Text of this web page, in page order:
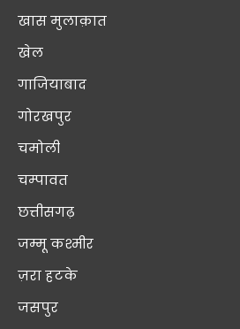
खास मुलाक़ात
खेल
गाजियाबाद
गोरखपुर
चमोली
चम्पावत
छत्तीसगढ़
जम्मू कश्मीर
ज़रा हटके
जसपुर